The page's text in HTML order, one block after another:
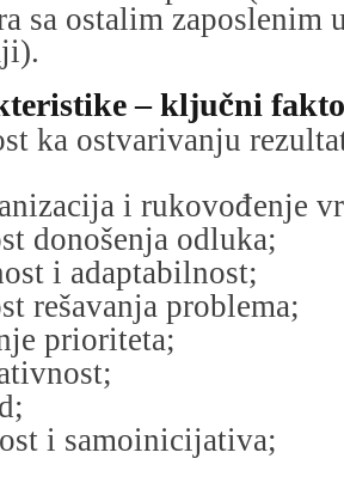
sa ostalim zaposlenim
– ključni
ka ostvarivanju
i rukovođenje
donošenja odluka;
i adaptabilnost;
rešavanja problema;
prioriteta;
i samoinicijativa;